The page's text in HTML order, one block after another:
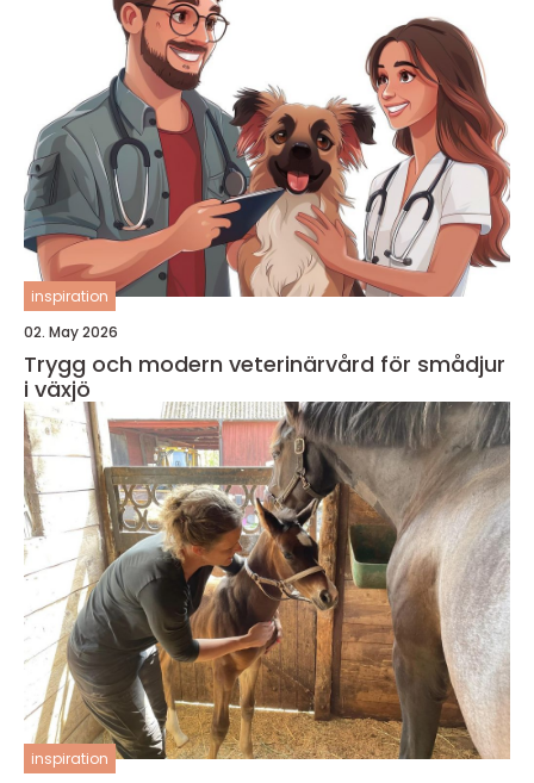
inspiration
02. May 2026
Trygg och modern veterinärvård för smådjur
i växjö
inspiration